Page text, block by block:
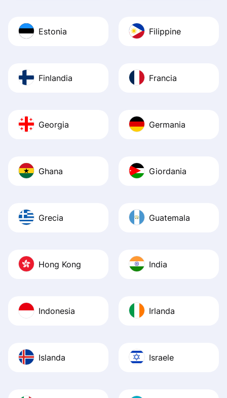
Estonia Filippine
Finlandia Francia
Georgia Germania
Ghana Giordania
Grecia Guatemala
Hong Kong India
Indonesia Irlanda
Islanda Israele